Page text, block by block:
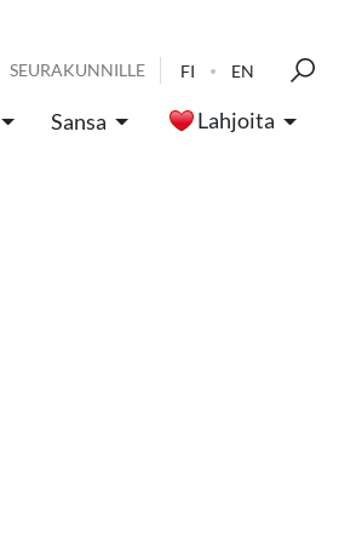
SEURAKUNNILLE FI EN
Sansa Lahjoita